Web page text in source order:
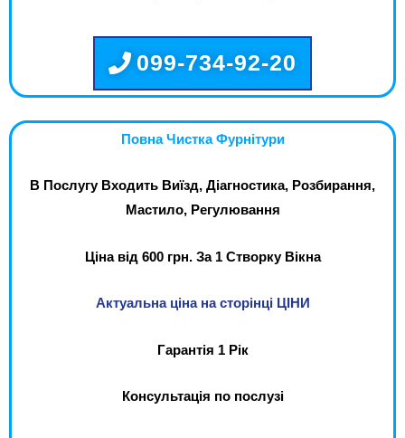
099-734-92-20
Повна Чистка Фурнітури
В Послугу Входить Виїзд, Діагностика, Розбирання,
Мастило, Регулювання
Ціна від 600 грн. За 1 Створку Вікна
Актуальна ціна на сторінці ЦІНИ
Гарантія 1 Рік
Консультація по послузі